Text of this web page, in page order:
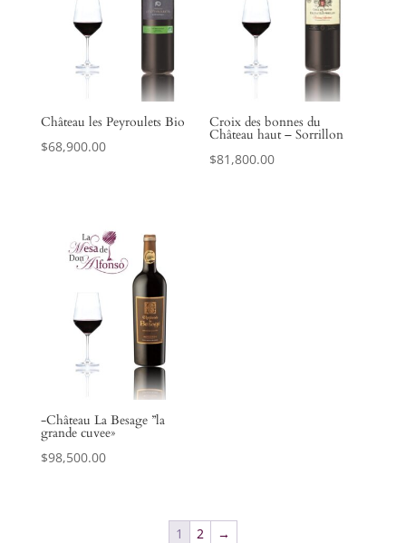
Château les Peyroulets Bio
$68,900.00
Croix des bonnes du
Château haut – Sorrillon
$81,800.00
-Château La Besage ”la
grande cuvee»
$98,500.00
1 2 →